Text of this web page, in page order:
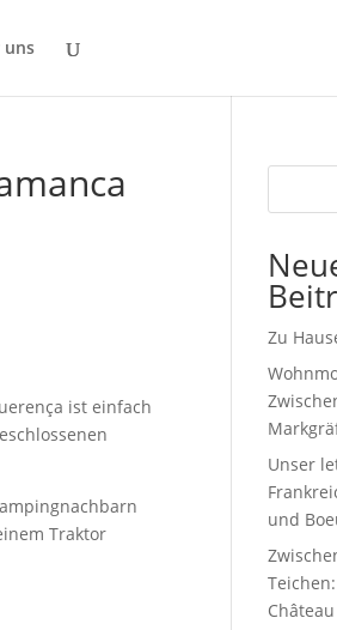
uns
ist einfach
Traktor
Zu
Unser
und